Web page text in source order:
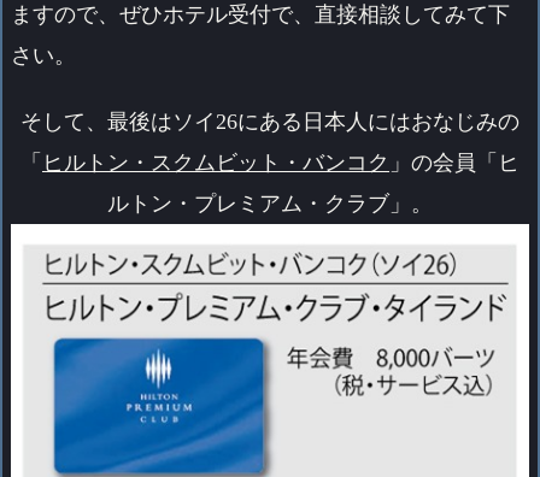
ますので、ぜひホテル受付で、直接相談してみて下
さい。
そして、最後はソイ26にある日本人にはおなじみの
「 ヒルトン・スクムビット・バンコク 」の会員「ヒ
ルトン・プレミアム・クラブ」。